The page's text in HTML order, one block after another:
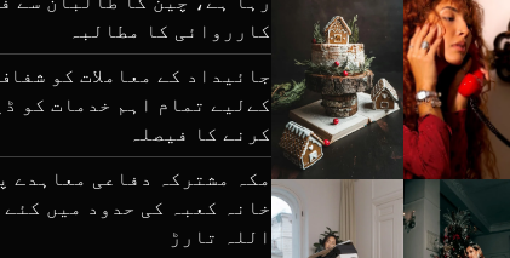
کارروائی کا مطالبہ
جائیداد کے معاملات کو
کےلیے تمام اہم خدمات کو
کرنے کا فیصلہ
مکہ مشترکہ دفاعی معاہدے
خانہ کعبہ کی حدود میں
اللہ تارڑ